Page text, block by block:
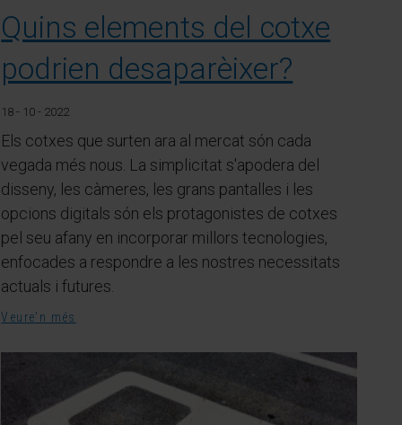
Quins elements del cotxe
podrien desaparèixer?
18 - 10 - 2022
Els cotxes que surten ara al mercat són cada
vegada més nous. La simplicitat s'apodera del
disseny, les càmeres, les grans pantalles i les
opcions digitals són els protagonistes de cotxes
pel seu afany en incorporar millors tecnologies,
enfocades a respondre a les nostres necessitats
actuals i futures.
Veure'n més